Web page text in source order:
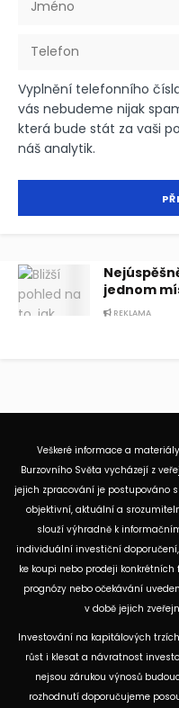
Vyplnění telefonního
vás nebudeme nijak
která bude stát za vaši
náš analytik.
jednom
REKLAMA
Veškeré informace a
Burzovního Světa vycházejí z
jejich zpracování je postupováno
objektivní, aktuální a
slouží výhradně k
individuální investiční
ke koupi nebo prodeji
prognózy nebo očekávání
v době jejich
Investování na kapitálových
růst i klesat a návratnost
nejsou zárukou výnosů
rozhodnutí doporučujeme